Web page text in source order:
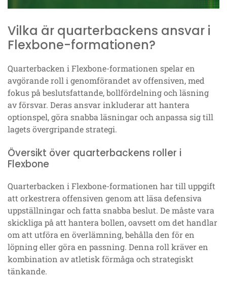
Vilka är quarterbackens ansvar i
Flexbone-formationen?
Quarterbacken i Flexbone-formationen spelar en
avgörande roll i genomförandet av offensiven, med
fokus på beslutsfattande, bollfördelning och läsning
av försvar. Deras ansvar inkluderar att hantera
optionspel, göra snabba läsningar och anpassa sig till
lagets övergripande strategi.
Översikt över quarterbackens roller i
Flexbone
Quarterbacken i Flexbone-formationen har till uppgift
att orkestrera offensiven genom att läsa defensiva
uppställningar och fatta snabba beslut. De måste vara
skickliga på att hantera bollen, oavsett om det handlar
om att utföra en överlämning, behålla den för en
löpning eller göra en passning. Denna roll kräver en
kombination av atletisk förmåga och strategiskt
tänkande.